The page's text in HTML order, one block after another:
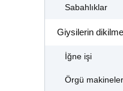
Sabahlıklar
Giysilerin
İğne işi
Örgü